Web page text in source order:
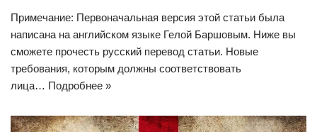
Примечание: Первоначальная версия этой статьи была
написана на английском языке Гелой Баршовым. Ниже вы
сможете прочесть русский перевод статьи. Новые
требования, которым должны соответствовать
лица… Подробнее »